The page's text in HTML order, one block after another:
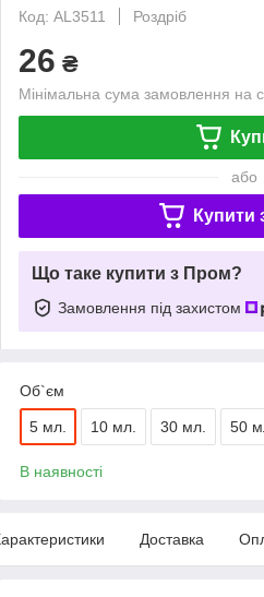
Код: AL3511
Роздріб
26 ₴
Мінімальна сума замовлення на
або
Купити
Що таке купити з Пром?
Замовлення під захистом
Об`єм
5 мл. 10 мл. 30 мл. 50
В наявності
Доставка